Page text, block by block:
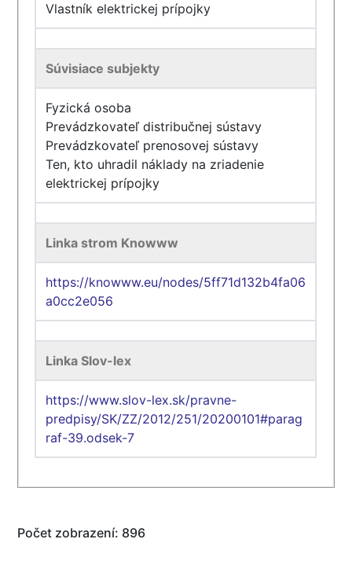
Vlastník elektrickej prípojky
Súvisiace subjekty
Fyzická osoba
Prevádzkovateľ distribučnej sústavy
Prevádzkovateľ prenosovej sústavy
Ten, kto uhradil náklady na zriadenie
elektrickej prípojky
Linka strom Knowww
https://knowww.eu/nodes/5ff71d132b4fa06
a0cc2e056
Linka Slov-lex
https://www.slov-lex.sk/pravne-
predpisy/SK/ZZ/2012/251/20200101#parag
raf-39.odsek-7
Počet zobrazení: 896